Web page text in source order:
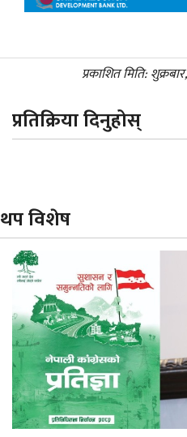
प्रकाशित मिति:
प्रतिक्रिया दिनुहोस्
थप विशेष